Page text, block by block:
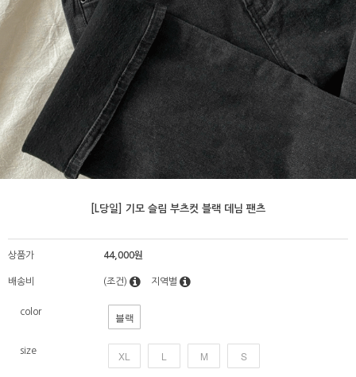
[L당일] 기모 슬림 부츠컷 블랙 데님 팬츠
상품가 44,000원
배송비 (조건) 지역별
color 블랙
size XL L M S